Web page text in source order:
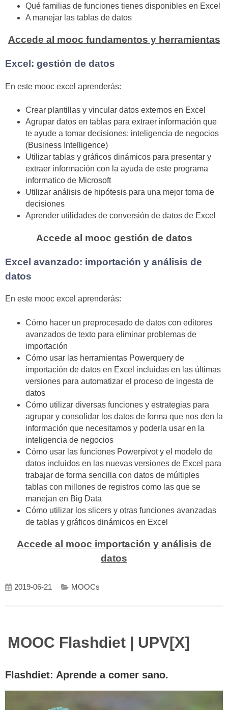
Qué familias de funciones tienes disponibles en Excel
A manejar las tablas de datos
Accede al mooc fundamentos y herramientas
Excel: gestión de datos
En este mooc excel aprenderás:
Crear plantillas y vincular datos externos en Excel
Agrupar datos en tablas para extraer información que
te ayude a tomar decisiones; inteligencia de negocios
(Business Intelligence)
Utilizar tablas y gráficos dinámicos para presentar y
extraer información con la ayuda de este programa
informatico de Microsoft
Utilizar análisis de hipótesis para una mejor toma de
decisiones
Aprender utilidades de conversión de datos de Excel
Accede al mooc gestión de datos
Excel avanzado: importación y análisis de
datos
En este mooc excel aprenderás:
Cómo hacer un preprocesado de datos con editores
avanzados de texto para eliminar problemas de
importación
Cómo usar las herramientas Powerquery de
importación de datos en Excel incluidas en las últimas
versiones para automatizar el proceso de ingesta de
datos
Cómo utilizar diversas funciones y estrategias para
agrupar y consolidar los datos de forma que nos den la
información que necesitamos y poderla usar en la
inteligencia de negocios
Cómo usar las funciones Powerpivot y el modelo de
datos incluidos en las nuevas versiones de Excel para
trabajar de forma sencilla con datos de múltiples
tablas con millones de registros como las que se
manejan en Big Data
Cómo utilizar los slicers y otras funciones avanzadas
de tablas y gráficos dinámicos en Excel
Accede al mooc importación y análisis de
datos
2019-06-21 MOOCs
MOOC Flashdiet | UPV[X]
Flashdiet: Aprende a comer sano.